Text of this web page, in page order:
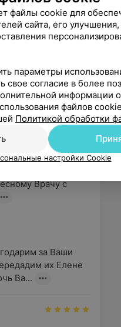
центра!
Илья Евгеньевич!
большое за Ваш
получать
Врачу с
за Ваши
их Елене
Ва...
файлы cookie для
сайта, его
параметры
свое согласие в более
информации
файлов
Политикой обработки
настройки Cookie